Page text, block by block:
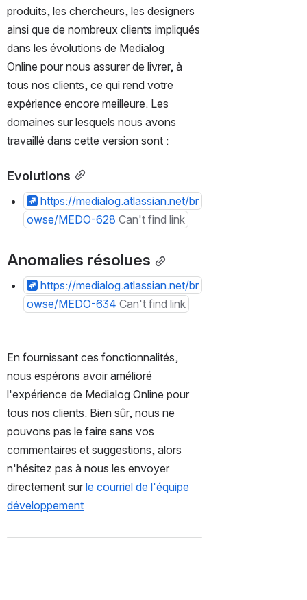
produits, les chercheurs, les designers
ainsi que de nombreux clients impliqués
dans les évolutions de Medialog
Online pour nous assurer de livrer, à
tous nos clients, ce qui rend votre
expérience encore meilleure. Les
domaines sur lesquels nous avons
travaillé dans cette version sont :
Evolutions
https://medialog.atlassian.net/br
owse/MEDO-628 Can't find link
Anomalies résolues
https://medialog.atlassian.net/br
owse/MEDO-634 Can't find link
En fournissant ces fonctionnalités,
nous espérons avoir amélioré
l'expérience de Medialog Online pour
tous nos clients. Bien sûr, nous ne
pouvons pas le faire sans vos
commentaires et suggestions, alors
n'hésitez pas à nous les envoyer
directement sur le courriel de l'équipe
développement